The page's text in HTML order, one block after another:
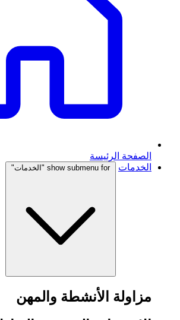
الصفحة الرئيسة
الخدمات
show submenu for "الخدمات"
مزاولة الأنشطة والمهن